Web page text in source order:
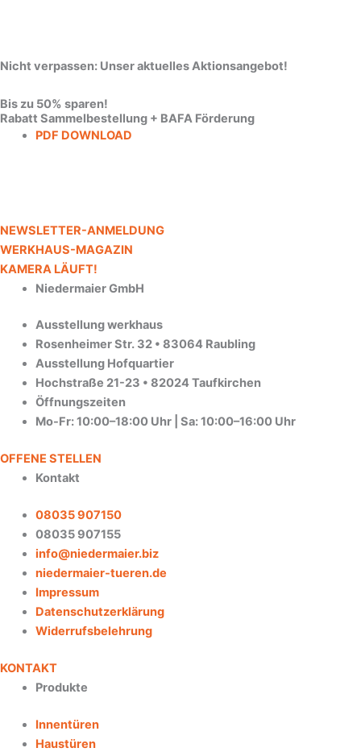
Nicht verpassen: Unser aktuelles Aktionsangebot!
Bis zu 50% sparen!
Rabatt Sammelbestellung + BAFA Förderung
PDF DOWNLOAD
NEWSLETTER-ANMELDUNG
WERKHAUS-MAGAZIN
KAMERA LÄUFT!
Niedermaier GmbH
Ausstellung werkhaus
Rosenheimer Str. 32 • 83064 Raubling
Ausstellung Hofquartier
Hochstraße 21-23 • 82024 Taufkirchen
Öffnungszeiten
Mo-Fr: 10:00–18:00 Uhr | Sa: 10:00–16:00 Uhr
OFFENE STELLEN
Kontakt
08035 907150
08035 907155
info@niedermaier.biz
niedermaier-tueren.de
Impressum
Datenschutzerklärung
Widerrufsbelehrung
KONTAKT
Produkte
Innentüren
Haustüren